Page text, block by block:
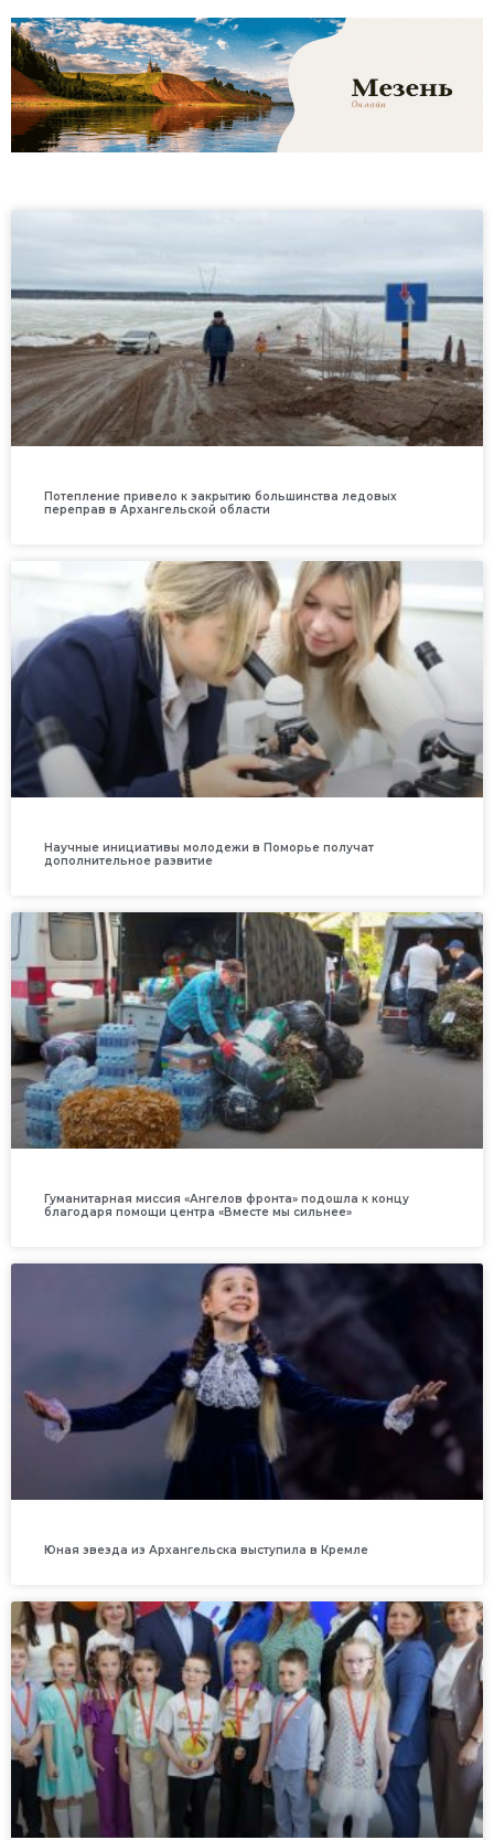
Потепление привело к закрытию большинства ледовых
переправ в Архангельской области
Научные инициативы молодежи в Поморье получат
дополнительное развитие
Гуманитарная миссия «Ангелов фронта» подошла к концу
благодаря помощи центра «Вместе мы сильнее»
Юная звезда из Архангельска выступила в Кремле